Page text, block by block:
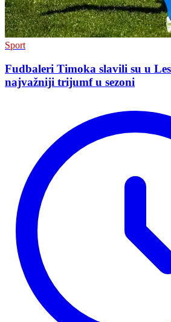
Sport
Fudbaleri Timoka slavili su u
najvažniji trijumf u sezoni